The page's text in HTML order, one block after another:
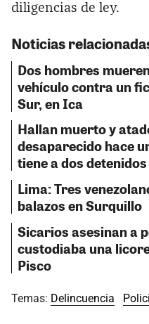
diligencias de ley.
Noticias
Dos hombres
vehículo contra un
Sur, en Ica
Hallan muerto y
desaparecido hace
tiene a dos detenidos
Lima: Tres
balazos en Surquillo
Sicarios asesinan a
custodiaba una
Pisco
Temas: Delincuencia